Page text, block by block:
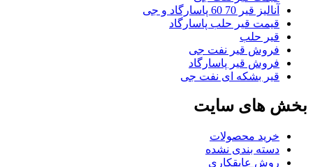
آنالیز قیر 70 60 پاسارگاد و جی
قیمت قیر حلب پاسارگاد
قیر حلب
فروش قیر نفت جی
فروش قیر پاسارگاد
قیر بشکه ای نفت جی
بخش های سایت
خرید محصولات
دسته بندی نشده
روش عایقکاری